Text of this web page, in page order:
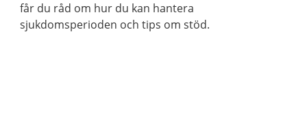
får du råd om hur du kan hantera
sjukdomsperioden och tips om stöd.